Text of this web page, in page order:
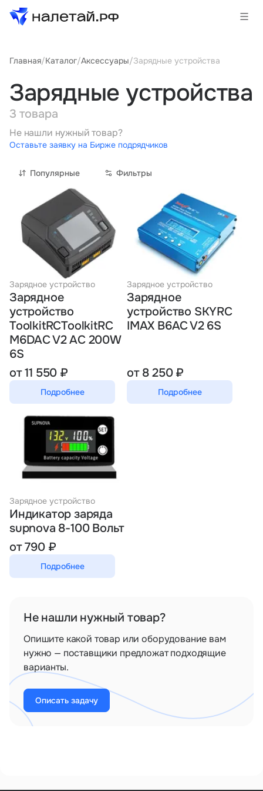
Товары
Услуги
Сервисы
Биржа
Клиентам
Поставщикам
Государственные программы
Партнеры
Новости и аналитика
info@naletai.su
Главная/Каталог/Аксессуары/Зарядные устройства
Зарядные устройства
3 товара
Не нашли нужный товар?
Оставьте заявку на Бирже подрядчиков
Популярные Фильтры
Зарядное устройство
Зарядное
устройство
ToolkitRCToolkitRC
M6DAC V2 AC 200W
6S
от 11 550 ₽
Подробнее
Зарядное устройство
Зарядное
устройство SKYRC
IMAX B6AC V2 6S
от 8 250 ₽
Подробнее
Зарядное устройство
Индикатор заряда
supnova 8-100 Вольт
от 790 ₽
Подробнее
Не нашли нужный товар?
Опишите какой товар или оборудование вам
нужно — поставщики предложат подходящие
варианты.
Описать задачу